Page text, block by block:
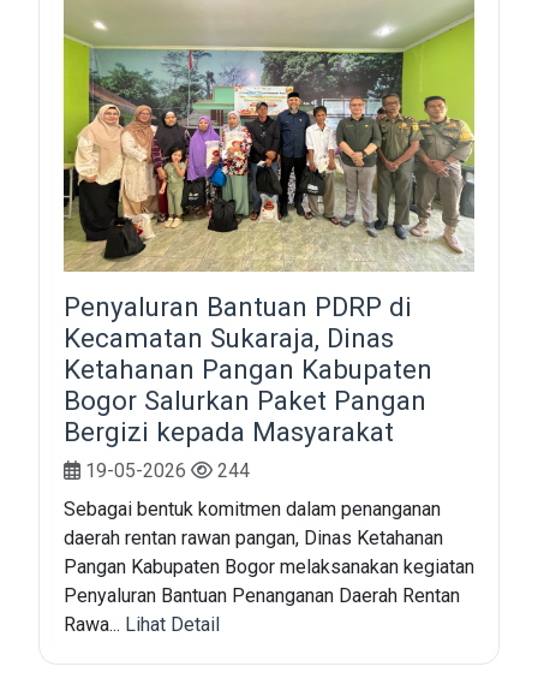
Penyaluran Bantuan PDRP di
Kecamatan Sukaraja, Dinas
Ketahanan Pangan Kabupaten
Bogor Salurkan Paket Pangan
Bergizi kepada Masyarakat
19-05-2026
244
Sebagai bentuk komitmen dalam penanganan
daerah rentan rawan pangan, Dinas Ketahanan
Pangan Kabupaten Bogor melaksanakan kegiatan
Penyaluran Bantuan Penanganan Daerah Rentan
Rawa... Lihat Detail